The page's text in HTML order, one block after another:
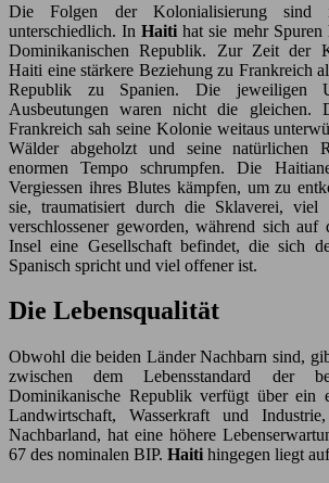
Die Folgen der Kolonialisierung sind
unterschiedlich. InHaiti hat sie mehr Spuren
Dominikanischen Republik. Zur Zeit der
Haiti eine stärkere Beziehung zu Frankreich
Republik zu Spanien. Die jeweiligen
Ausbeutungen waren nicht die gleichen.
Frankreich sah seine Kolonie weitaus
Wälder abgeholzt und seine natürlichen
enormen Tempo schrumpfen. Die
Vergiessen ihres Blutes kämpfen, um zu
sie, traumatisiert durch die Sklaverei, viel
verschlossener geworden, während sich auf
Insel eine Gesellschaft befindet, die sich
Spanisch spricht und viel offener ist.
Die Lebensqualität
Obwohl die beiden Länder Nachbarn sind,
zwischen dem Lebensstandard der
Dominikanische Republik verfügt über ein
Landwirtschaft, Wasserkraft und
Nachbarland, hat eine höhere
67 des nominalen BIP. Haiti hingegen liegt